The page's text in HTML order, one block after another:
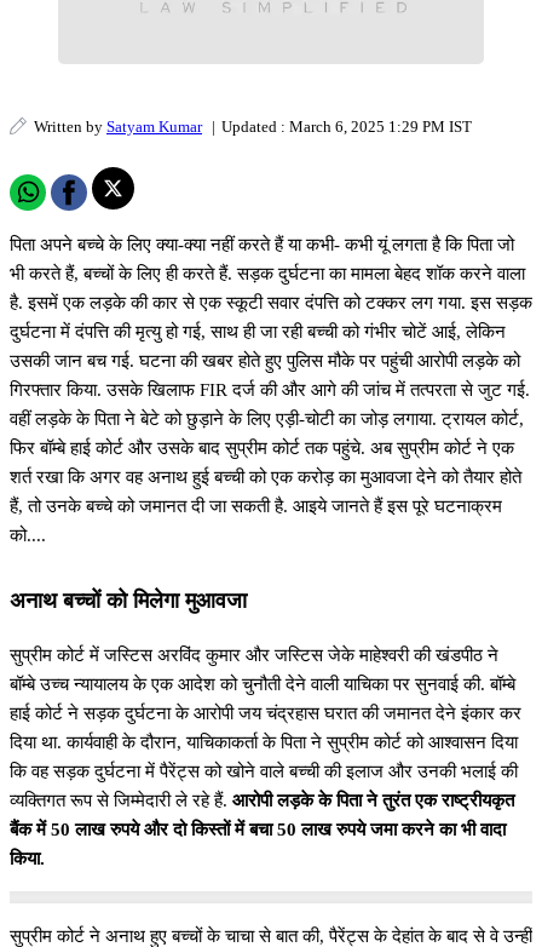
Written by Satyam Kumar | Updated : March 6, 2025 1:29 PM IST
पिता अपने बच्चे के लिए क्या-क्या नहीं करते हैं या कभी- कभी यूं लगता है कि पिता जो
भी करते हैं, बच्चों के लिए ही करते हैं. सड़क दुर्घटना का मामला बेहद शॉक करने वाला
है. इसमें एक लड़के की कार से एक स्कूटी सवार दंपत्ति को टक्कर लग गया. इस सड़क
दुर्घटना में दंपत्ति की मृत्यु हो गई, साथ ही जा रही बच्ची को गंभीर चोटें आई, लेकिन
उसकी जान बच गई. घटना की खबर होते हुए पुलिस मौके पर पहुंची आरोपी लड़के को
गिरफ्तार किया. उसके खिलाफ FIR दर्ज की और आगे की जांच में तत्परता से जुट गई.
वहीं लड़के के पिता ने बेटे को छुड़ाने के लिए एड़ी-चोटी का जोड़ लगाया. ट्रायल कोर्ट,
फिर बॉम्बे हाई कोर्ट और उसके बाद सुप्रीम कोर्ट तक पहुंचे. अब सुप्रीम कोर्ट ने एक
शर्त रखा कि अगर वह अनाथ हुई बच्ची को एक करोड़ का मुआवजा देने को तैयार होते
हैं, तो उनके बच्चे को जमानत दी जा सकती है. आइये जानते हैं इस पूरे घटनाक्रम
को....
अनाथ बच्चों को मिलेगा मुआवजा
सुप्रीम कोर्ट में जस्टिस अरविंद कुमार और जस्टिस जेके माहेश्वरी की खंडपीठ ने
बॉम्बे उच्च न्यायालय के एक आदेश को चुनौती देने वाली याचिका पर सुनवाई की. बॉम्बे
हाई कोर्ट ने सड़क दुर्घटना के आरोपी जय चंद्रहास घरात की जमानत देने इंकार कर
दिया था. कार्यवाही के दौरान, याचिकाकर्ता के पिता ने सुप्रीम कोर्ट को आश्वासन दिया
कि वह सड़क दुर्घटना में पैरेंट्स को खोने वाले बच्ची की इलाज और उनकी भलाई की
व्यक्तिगत रूप से जिम्मेदारी ले रहे हैं. आरोपी लड़के के पिता ने तुरंत एक राष्ट्रीयकृत
बैंक में 50 लाख रुपये और दो किस्तों में बचा 50 लाख रुपये जमा करने का भी वादा
किया.
सुप्रीम कोर्ट ने अनाथ हुए बच्चों के चाचा से बात की, पैरेंट्स के देहांत के बाद से वे उन्हीं